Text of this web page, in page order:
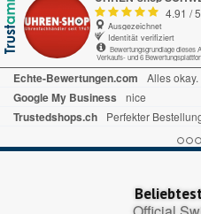
4.91 /
Ausgezeichnet
Identität verifiziert
Bewertungsgrundlage dieses
Verkaufs- und 6
Echte-Bewertungen.com Alles okay.
Google My Business nice
Trustedshops.ch Perfekter